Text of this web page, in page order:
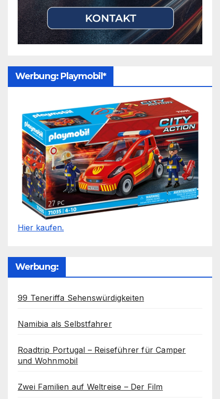
Werbung: Playmobil*
Hier kaufen.
Werbung:
99 Teneriffa Sehenswürdigkeiten
Namibia als Selbstfahrer
Roadtrip Portugal – Reiseführer für Camper
und Wohnmobil
Zwei Familien auf Weltreise – Der Film